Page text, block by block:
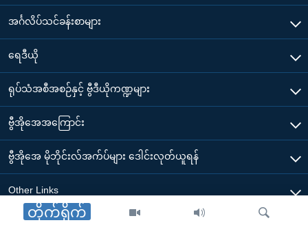
တိုက်ရိုက်
အင်္ဂလိပ်သင်ခန်းစာများ
ရေဒီယို
ရုပ်သံအစီအစဉ်နှင့် ဗွီဒီယိုကဏ္ဍများ
ဗွီအိုအေအကြောင်း
ဗွီအိုအေ မိုဘိုင်းလ်အက်ပ်များ ဒေါင်းလုတ်ယူရန်
Other Links